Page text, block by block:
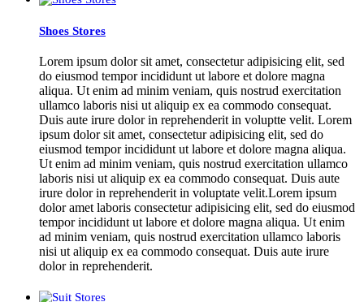
Shoes Stores
Lorem ipsum dolor sit amet, consectetur adipisicing elit, sed
do eiusmod tempor incididunt ut labore et dolore magna
aliqua. Ut enim ad minim veniam, quis nostrud exercitation
ullamco laboris nisi ut aliquip ex ea commodo consequat.
Duis aute irure dolor in reprehenderit in voluptte velit. Lorem
ipsum dolor sit amet, consectetur adipisicing elit, sed do
eiusmod tempor incididunt ut labore et dolore magna aliqua.
Ut enim ad minim veniam, quis nostrud exercitation ullamco
laboris nisi ut aliquip ex ea commodo consequat. Duis aute
irure dolor in reprehenderit in voluptate velit.Lorem ipsum
dolor amet laboris consectetur adipisicing elit, sed do eiusmod
tempor incididunt ut labore et dolore magna aliqua. Ut enim
ad minim veniam, quis nostrud exercitation ullamco laboris
nisi ut aliquip ex ea commodo consequat. Duis aute irure
dolor in reprehenderit.